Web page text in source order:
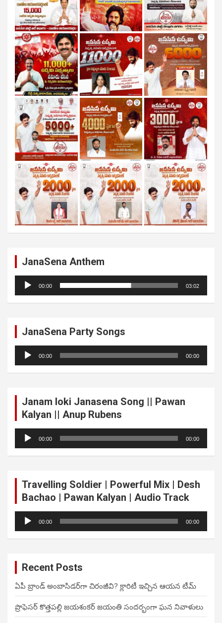
JanaSena Anthem
Audio
Player
00:00 03:02
JanaSena Party Songs
Audio
Player
00:00 00:00
Janam loki Janasena Song || Pawan
Kalyan || Anup Rubens
Audio
Player
00:00 00:00
Travelling Soldier | Powerful Mix | Desh
Bachao | Pawan Kalyan | Audio Track
Audio
Player
00:00 00:00
Recent Posts
ఏపీ బ్రాండ్ అంబాసిడర్‌గా చిరంజీవి? క్లారిటీ ఇచ్చిన ఆయన టీమ్
ప్రొఫెసర్ కొత్తపల్లి జయశంకర్ జయంతి సందర్భంగా ఘన నివాళులు